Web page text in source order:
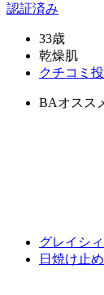
認証済み
33歳
乾燥肌
クチコミ
BAオスス
グレイシィ
日焼け止